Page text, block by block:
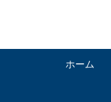
ホーム